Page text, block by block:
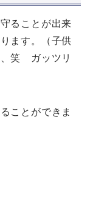
ることが出来
ます。（子供
、笑 ガッツリ
ことができま